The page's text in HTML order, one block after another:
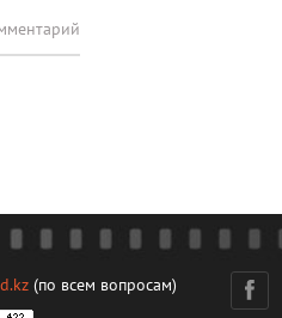
(по всем вопросам)